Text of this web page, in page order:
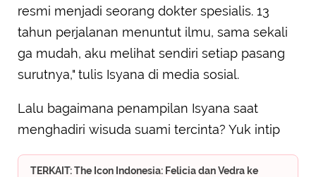
resmi menjadi seorang dokter spesialis. 13
tahun perjalanan menuntut ilmu, sama sekali
ga mudah, aku melihat sendiri setiap pasang
surutnya," tulis Isyana di media sosial.
Lalu bagaimana penampilan Isyana saat
menghadiri wisuda suami tercinta? Yuk intip
TERKAIT: The Icon Indonesia: Felicia dan Vedra ke